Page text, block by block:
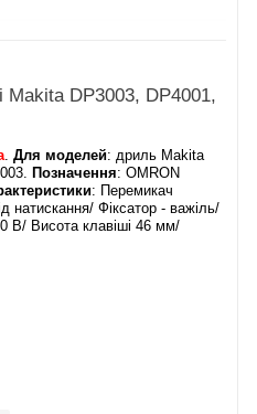
Makita DP3003, DP4001,
.Для моделей: дриль Makita
Позначення: OMRON
: Перемикач
натискання/ Фіксатор - важіль/
В/ Висота клавіші 46 мм/